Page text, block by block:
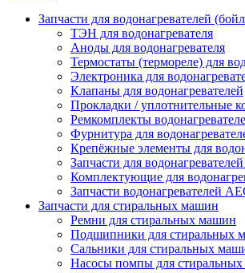
Запчасти для водонагревателей
ТЭН для водонагревателя
Аноды для водонагревателя
Термостаты (термореле) для
Электроника для
Клапаны для водонагревателей
Прокладки / уплотнительные
Ремкомплекты
Фурнитура для
Крепёжные элементы для
Запчасти для
Комплектующие для
Запчасти водонагревателей
Запчасти для стиральных машин
Ремни для стиральных машин
Подшипники для стиральных
Сальники для стиральных
Насосы помпы для